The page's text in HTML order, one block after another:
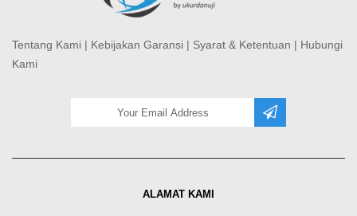
Tentang Kami | Kebijakan Garansi | Syarat & Ketentuan | Hubungi
Kami
ALAMAT KAMI